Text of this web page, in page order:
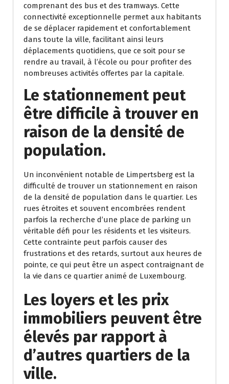
comprenant des bus et des tramways. Cette
connectivité exceptionnelle permet aux habitants
de se déplacer rapidement et confortablement
dans toute la ville, facilitant ainsi leurs
déplacements quotidiens, que ce soit pour se
rendre au travail, à l’école ou pour profiter des
nombreuses activités offertes par la capitale.
Le stationnement peut
être difficile à trouver en
raison de la densité de
population.
Un inconvénient notable de Limpertsberg est la
difficulté de trouver un stationnement en raison
de la densité de population dans le quartier. Les
rues étroites et souvent encombrées rendent
parfois la recherche d’une place de parking un
véritable défi pour les résidents et les visiteurs.
Cette contrainte peut parfois causer des
frustrations et des retards, surtout aux heures de
pointe, ce qui peut être un aspect contraignant de
la vie dans ce quartier animé de Luxembourg.
Les loyers et les prix
immobiliers peuvent être
élevés par rapport à
d’autres quartiers de la
ville.